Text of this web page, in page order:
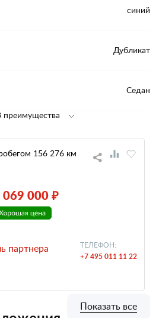
синий
Дубликат
Седан
преимущества
156 276 км
069 000 ₽
партнера ТЕЛЕФОН:
+7 495 011 11 22
Показать все